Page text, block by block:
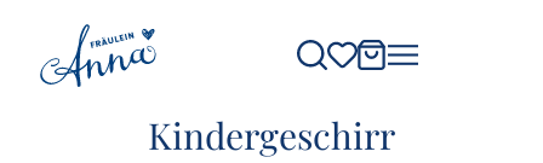
Kindergeschirr